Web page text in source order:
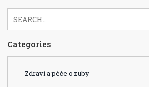
Categories
Zdraví a péče o zuby